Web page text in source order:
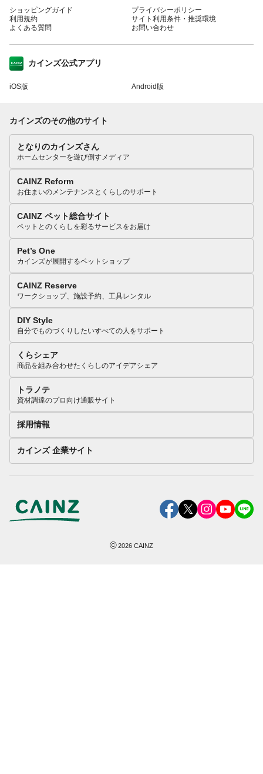
ショッピングガイド
利用規約
よくある質問
プライバシーポリシー
サイト利用条件・推奨環境
お問い合わせ
カインズ公式アプリ
iOS版 Android版
カインズのその他のサイト
となりのカインズさん
ホームセンターを遊び倒すメディア
CAINZ Reform
お住まいのメンテナンスとくらしのサポート
CAINZ ペット総合サイト
ペットとのくらしを彩るサービスをお届け
Pet’s One
カインズが展開するペットショップ
CAINZ Reserve
ワークショップ、施設予約、工具レンタル
DIY Style
自分でものづくりしたいすべての人をサポート
くらシェア
商品を組み合わせたくらしのアイデアシェア
トラノテ
資材調達のプロ向け通販サイト
採用情報
カインズ 企業サイト
©2026 CAINZ